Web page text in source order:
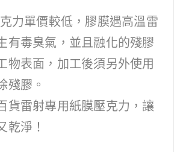
力單價較低，膠膜遇高溫雷
有毒臭氣，並且融化的殘膠
物表面，加工後須另外使用
殘膠。
貨雷射專用紙膜壓克力，讓
乾淨！